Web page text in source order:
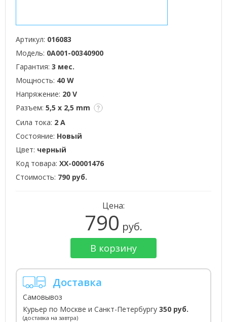
Артикул: 016083
Модель: 0A001-00340900
Гарантия: 3 мес.
Мощность: 40 W
Напряжение: 20 V
Разъем: 5,5 x 2,5 mm
Сила тока: 2 А
Состояние: Новый
Цвет: черный
Код товара: XX-00001476
Стоимость: 790 руб.
Цена:
790 руб.
В корзину
Доставка
Самовывоз
Курьер по Москве и Санкт-Петербургу 350 руб.
(доставка на завтра)